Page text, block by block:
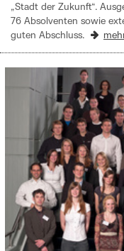
„Stadt der Zukunft“.
76 Absolventen sowie
guten Abschluss.